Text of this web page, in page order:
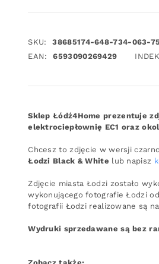
SKU:
38685174-648-734-063-
EAN:
6593090269429
Sklep Łódź4Home prezentuje
elektrociepłownię EC1 oraz
Chcesz to zdjęcie w wersji
Łodzi Black & White lub napisz
Zdjęcie miasta Łodzi zostało
wykonującego fotografie Łodzi
fotografii Łodzi realizowane są
Wydruki sprzedawane są bez